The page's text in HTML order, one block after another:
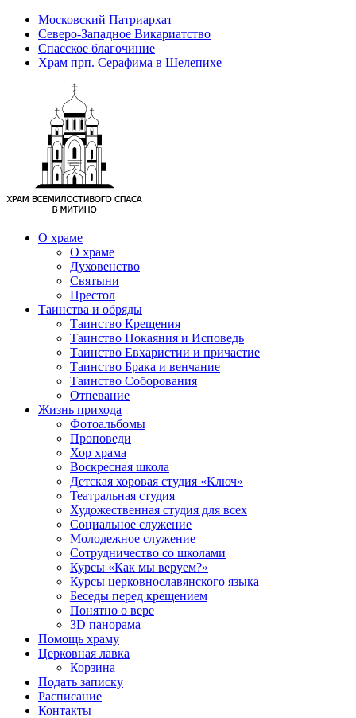
Московский Патриархат
Северо-Западное Викариатство
Спасское благочиние
Храм прп. Серафима в Шелепихе
О храме
О храме
Духовенство
Святыни
Престол
Таинства и обряды
Таинство Крещения
Таинство Покаяния и Исповедь
Таинство Евхаристии и причастие
Таинство Брака и венчание
Таинство Соборования
Отпевание
Жизнь прихода
Фотоальбомы
Проповеди
Хор храма
Воскресная школа
Детская хоровая студия «Ключ»
Театральная студия
Х​удожественная студия для всех
Социальное служение
Молодежное служение
Сотрудничество со школами
Курсы «Как мы веруем?»
Курсы церковнославянского языка
Беседы перед крещением
Понятно о вере
3D панорама
Помощь храму
Церковная лавка
Корзина
Подать записку
Расписание
Контакты